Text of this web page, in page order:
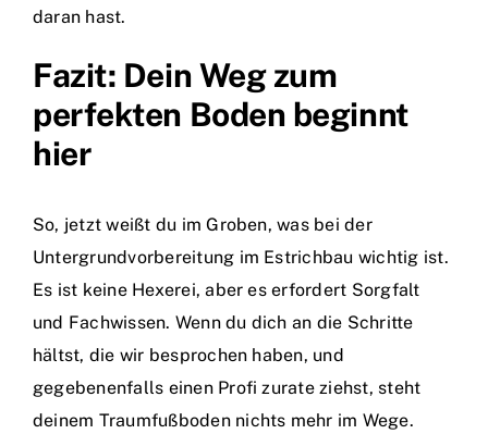
daran hast.
Fazit: Dein Weg zum
perfekten Boden beginnt
hier
So, jetzt weißt du im Groben, was bei der
Untergrundvorbereitung im Estrichbau wichtig ist.
Es ist keine Hexerei, aber es erfordert Sorgfalt
und Fachwissen. Wenn du dich an die Schritte
hältst, die wir besprochen haben, und
gegebenenfalls einen Profi zurate ziehst, steht
deinem Traumfußboden nichts mehr im Wege.